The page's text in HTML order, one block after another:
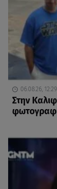
06.08.26, 12:29
Στην